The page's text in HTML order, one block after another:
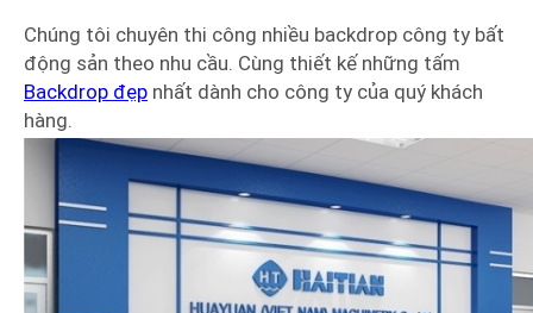
Chúng tôi chuyên thi công nhiều backdrop công ty bất
động sản theo nhu cầu. Cùng thiết kế những tấm
Backdrop đẹp nhất dành cho công ty của quý khách
hàng.